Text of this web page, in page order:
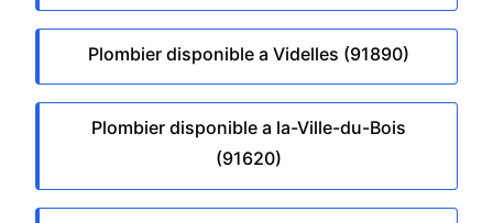
Plombier disponible a Videlles (91890)
Plombier disponible a la-Ville-du-Bois
(91620)